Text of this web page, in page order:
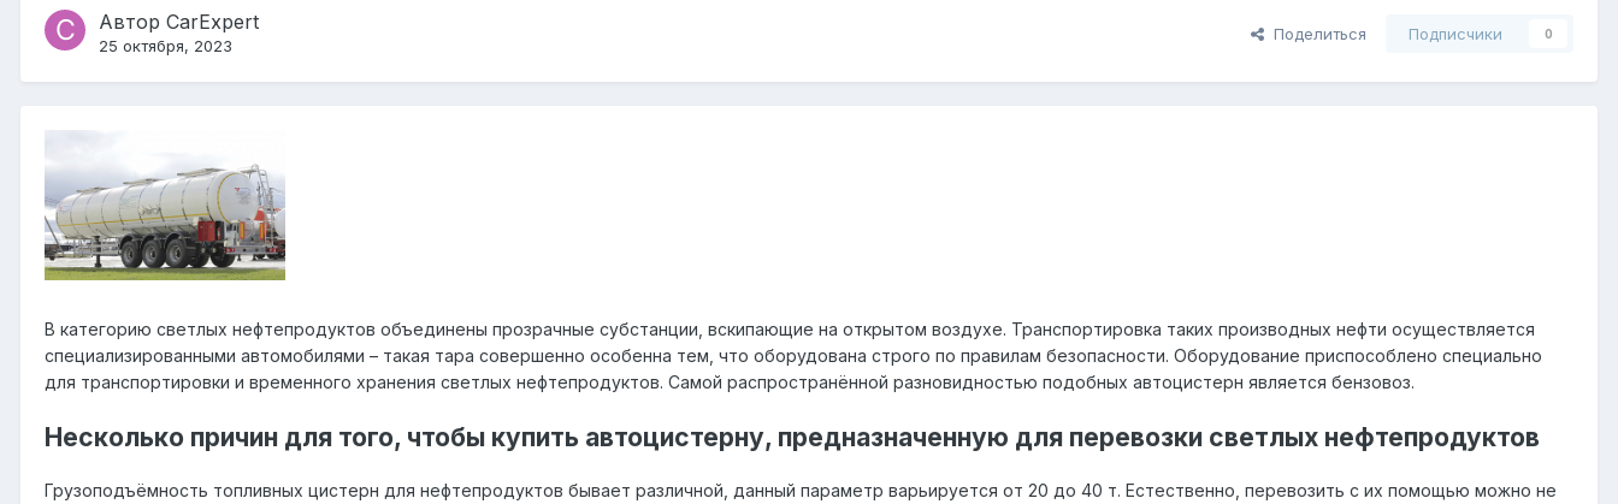
Автор CarExpert
25 октября, 2023
Поделиться Подписчики 0
В категорию светлых нефтепродуктов объединены прозрачные субстанции, вскипающие на открытом воздухе. Транспортировка таких производных нефти осуществляется
специализированными автомобилями – такая тара совершенно особенна тем, что оборудована строго по правилам безопасности. Оборудование приспособлено специально
для транспортировки и временного хранения светлых нефтепродуктов. Самой распространённой разновидностью подобных автоцистерн является бензовоз.
Несколько причин для того, чтобы купить автоцистерну, предназначенную для перевозки светлых нефтепродуктов
Грузоподъёмность топливных цистерн для нефтепродуктов бывает различной, данный параметр варьируется от 20 до 40 т. Естественно, перевозить с их помощью можно не